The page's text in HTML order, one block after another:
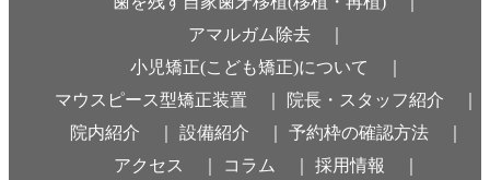
アマルガム除去 ｜
小児矯正(こども矯正)について ｜
マウスピース型矯正装置 ｜
院長・スタッフ紹介 ｜
院内紹介 ｜
設備紹介 ｜
予約枠の確認方法 ｜
アクセス ｜
コラム ｜ 採用情報 ｜